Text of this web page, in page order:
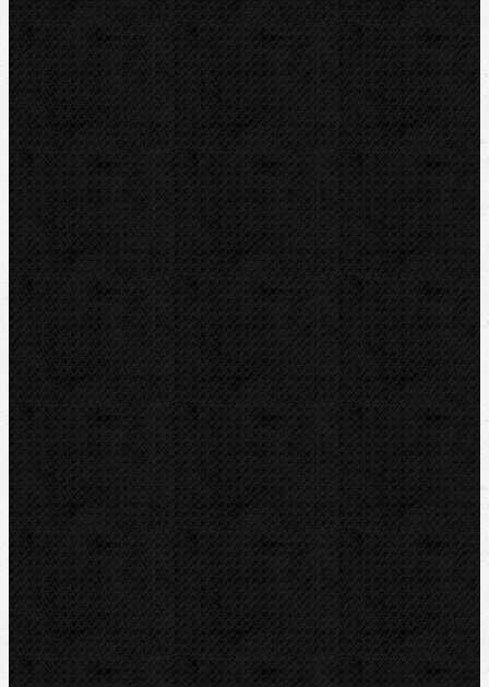
LEISTER
CBC
KEMPER
Guilbert EXPRESS
ZENTEN
DYTRON
KNIPEX
LOXEAL
REED